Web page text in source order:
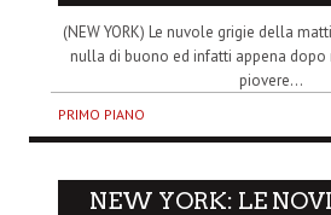
(NEW YORK) Le nuvole grigie della
nulla di buono ed infatti appena
piovere...
PRIMO PIANO
NEW YORK: LE